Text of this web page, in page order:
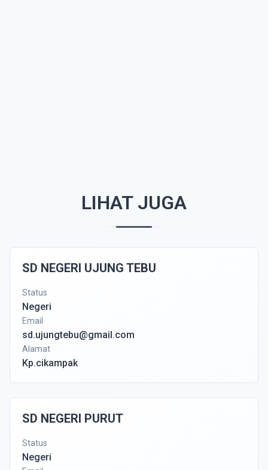
LIHAT JUGA
SD NEGERI UJUNG TEBU
Status
Negeri
Email
sd.ujungtebu@gmail.com
Alamat
Kp.cikampak
SD NEGERI PURUT
Status
Negeri